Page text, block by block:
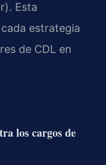
Esta
estrategia
de CDL en
los cargos de